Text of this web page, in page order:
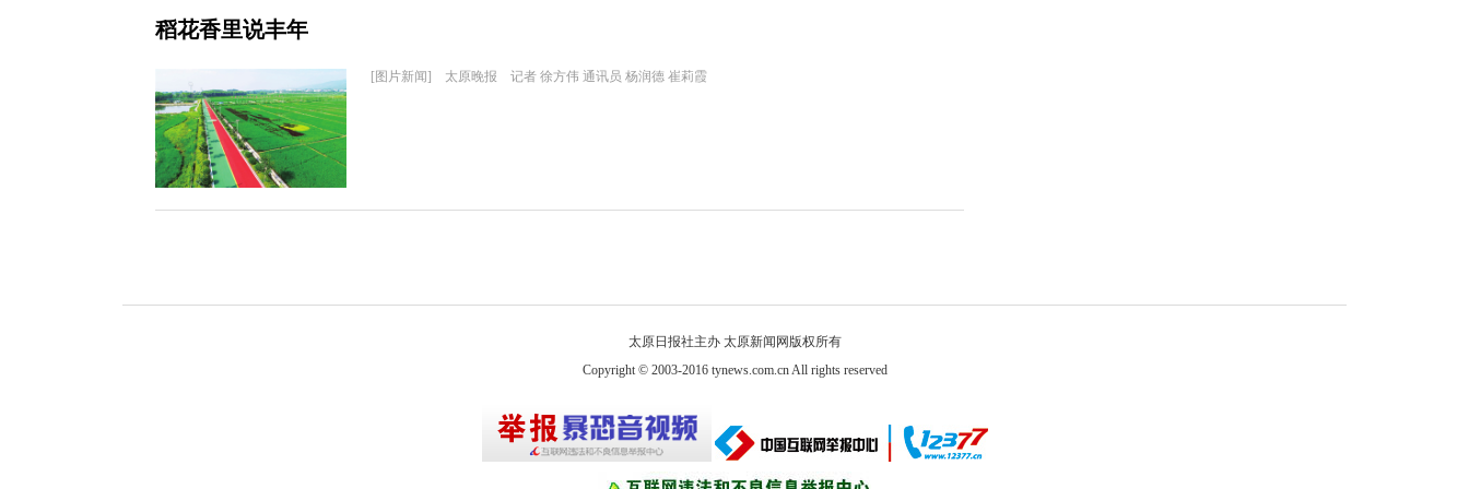
稻花香里说丰年
[图片新闻] 太原晚报 记者 徐方伟 通讯员 杨润德 崔莉霞
太原日报社主办 太原新闻网版权所有
Copyright © 2003-2016 tynews.com.cn All rights reserved